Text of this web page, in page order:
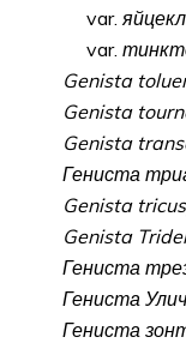
var.
var.
Genista
Genista
Genista
Гениста
Genista
Genista
Гениста
Гениста
Гениста